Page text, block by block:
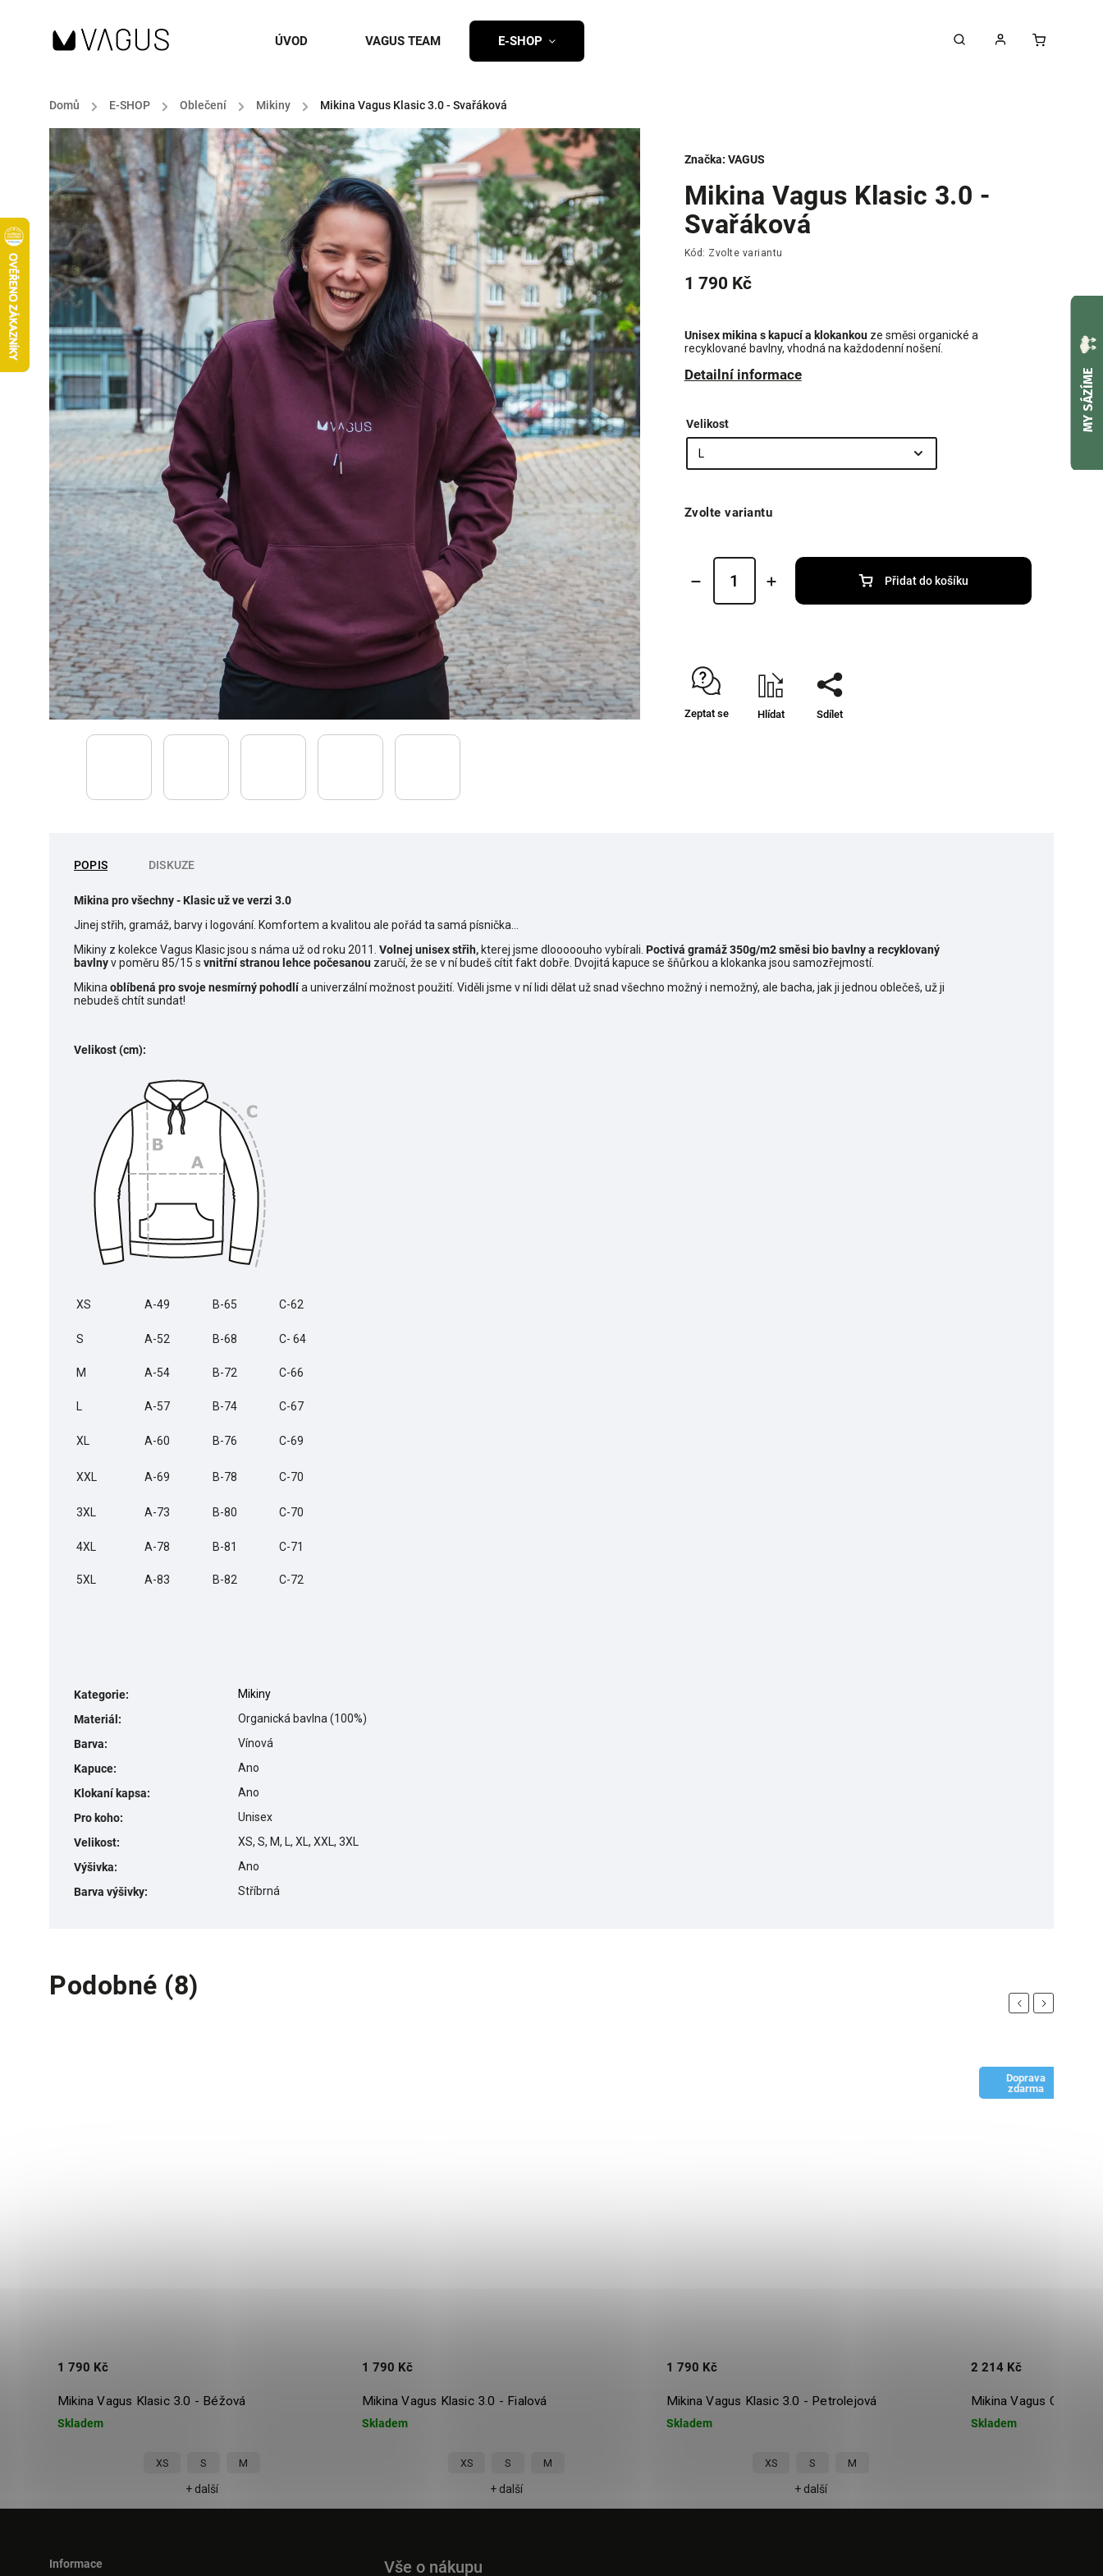
ÚVOD VAGUS TEAM E-SHOP
Domů / E-SHOP / Oblečení / Mikiny / Mikina Vagus Klasic 3.0 - Svařáková
Mikina Vagus Klasic 3.0 -
Svařáková
Kód: Zvolte variantu
1 790 Kč
Unisex mikina s kapucí a klokankouze směsi organické a
recyklované bavlny, vhodná na každodenní nošení.
Detailní informace
Značka: VAGUS
Velikost
Zvolte variantu
Přidat do košíku
Zeptat se Hlídat Sdílet
POPIS DISKUZE
Mikina pro všechny- Klasic už ve verzi 3.0
Jinej střih, gramáž, barvy i logování. Komfortem a kvalitou ale pořád ta samá písnička...
Mikiny z kolekce Vagus Klasic jsou s náma už od roku 2011. Volnej unisex střih, kterej jsme dlooooouho vybírali. Poctivá gramáž 350g/m2 směsi bio bavlny a recyklovaný
bavlnyv poměru 85/15 s vnitřní stranou lehce počesanou zaručí, že se v ní budeš cítit fakt dobře. Dvojitá kapuce se šňůrkou a klokanka jsou samozřejmostí.
Mikina oblíbená pro svoje nesmírný pohodlía univerzální možnost použití. Viděli jsme v ní lidi dělat už snad všechno možný i nemožný, ale bacha, jak ji jednou oblečeš, už ji
nebudeš chtít sundat!
Velikost (cm):
XS A-49 B-65 C-62
S A-52 B-68 C- 64
M A-54 B-72 C-66
L A-57 B-74 C-67
XL A-60 B-76 C-69
XXL A-69 B-78 C-70
3XL A-73 B-80 C-70
4XL A-78 B-81 C-71
5XL A-83 B-82 C-72
Kategorie:
Mikiny
Materiál :
Organická bavlna (100%)
Barva:
Vínová
Kapuce:
Ano
Klokaní kapsa:
Ano
Pro koho:
Unisex
Velikost:
XS, S, M, L, XL, XXL, 3XL
Výšivka:
Ano
Barva výšivky: Stříbrná
Podobné (8)
Previous
Mikina Vagus Klasic 3.0 - Béžová
Skladem
1 790 Kč
+ další
Mikina Vagus Klasic 3.0 - Fialová
Skladem
1 790 Kč
+ další
Mikina Vagus Klasic 3.0 - Petrolejová
Skladem
1 790 Kč
+ další
Doprava
zdarma
Mikina Vagus Off Piste -
Skladem
2 214 Kč
Next
Informace Vše o nákupu
MY SÁZÍME